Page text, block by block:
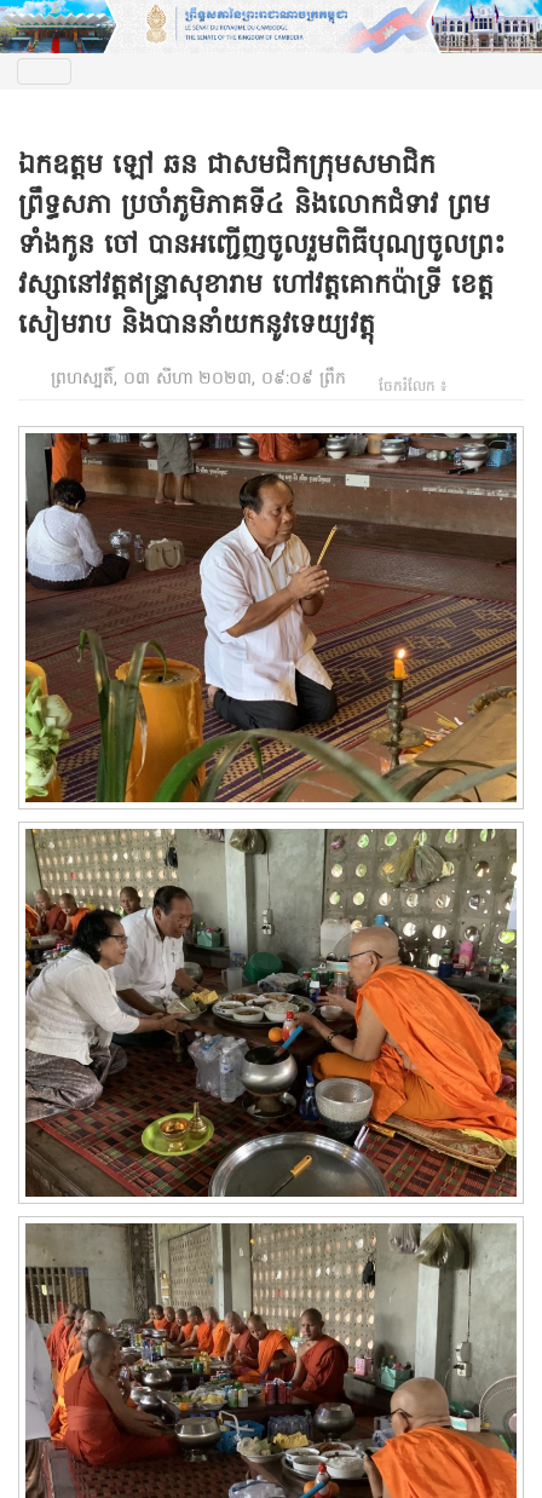
ឯកឧត្តម ឡៅ ឆន ជាសមជិកក្រុមសមាជិក
ព្រឹទ្ធសភា ប្រចាំភូមិភាគទី៤ និងលោកជំទាវ ព្រម
ទាំងកូន ចៅ បានអញ្ជើញចូលរួមពិធីបុណ្យចូលព្រះ
វស្សានៅវត្តឥន្ទ្រាសុខារាម ហៅវត្តគោកប៉ាទ្រី ខេត្ត
សៀមរាប និងបាននាំយកនូវទេយ្យវត្ដុ
ព្រហស្បតិ៍, ០៣ សីហា ២០២៣, ០៩:០៩ ព្រឹក ចែករំលែក ៖